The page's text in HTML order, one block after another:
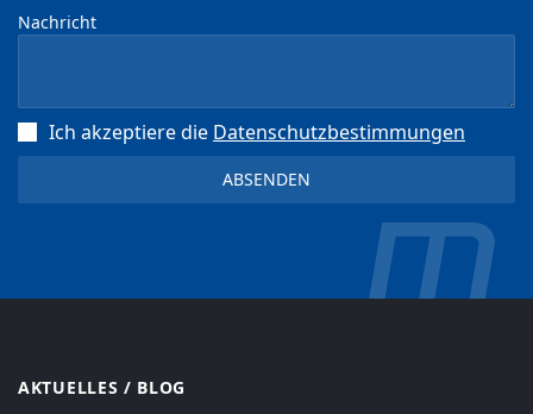
Nachricht
Ich akzeptiere die Datenschutz­bestimmungen
AKTUELLES / BLOG